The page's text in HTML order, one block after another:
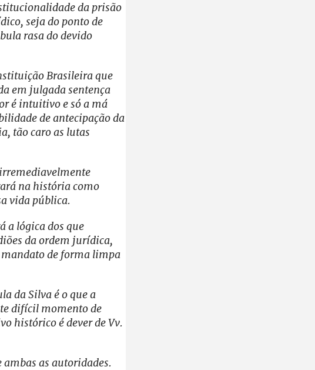
da prisão
seja do ponto de
rasa do devido
Brasileira que
em julgada sentença
é intuitivo e só a má
de antecipação da
tão caro as lutas
na história como
vida pública.
a lógica dos que
da ordem jurídica,
de forma limpa
da Silva é o que a
difícil momento de
histórico é dever de Vv.
ambas as autoridades.